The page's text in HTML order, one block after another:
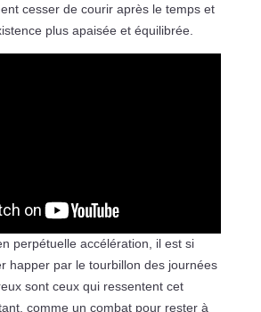
cesser de courir après le temps et
plus apaisée et équilibrée.
perpétuelle accélération, il est si
happer par le tourbillon des journées
sont ceux qui ressentent cet
comme un combat pour rester à